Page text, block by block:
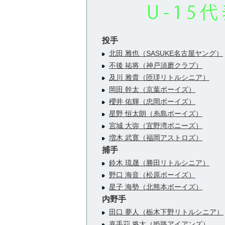
投手
北田 雅也（SASUKE名古屋ヤング）
不後 祐将（神戸須磨クラブ）
及川 雅貴（匝瑳リトルシニア）
岡田 幹太（京葉ボーイズ）
櫻井 佑輝（忠岡ボーイズ）
星野 恒太朗（糸島ボーイズ）
宮城 大弥（宜野湾ポニーズ）
増木 武寛（福岡アストロズ）
捕手
鈴木 琉晟（勝田リトルシニア）
野口 海音（松原ボーイズ）
星子 海勢（北熊本ボーイズ）
内野手
田口 夢人（栃木下野リトルシニア）